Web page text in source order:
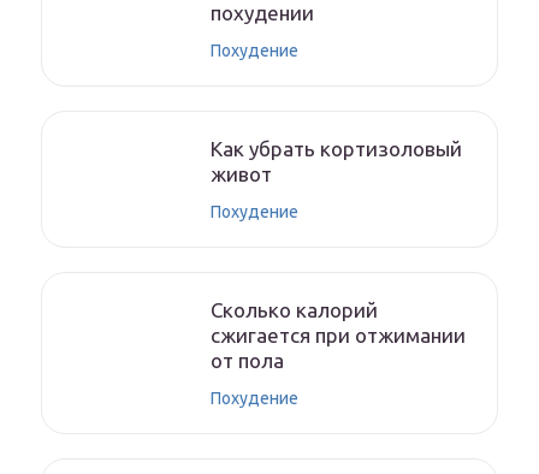
похудении
Похудение
Как убрать кортизоловый
живот
Похудение
Сколько калорий
сжигается при отжимании
от пола
Похудение